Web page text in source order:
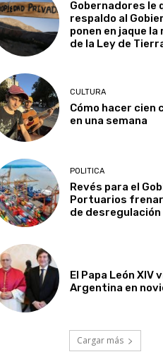
Gobernadores le
respaldo al
ponen en jaque
de la Ley de
CULTURA
Cómo hacer cien
en una semana
POLITICA
Revés para el
Portuarios
de
El Papa León XIV
Argentina en
Cargar más